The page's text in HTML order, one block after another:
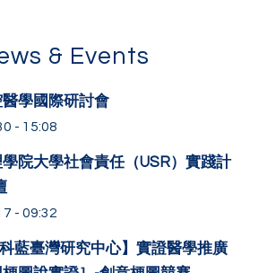
& Events
醫學國際研討會
- 15:08
學院大學社會責任（USR）實踐計
- 09:32
藍臺灣研究中心】實證醫學推廣